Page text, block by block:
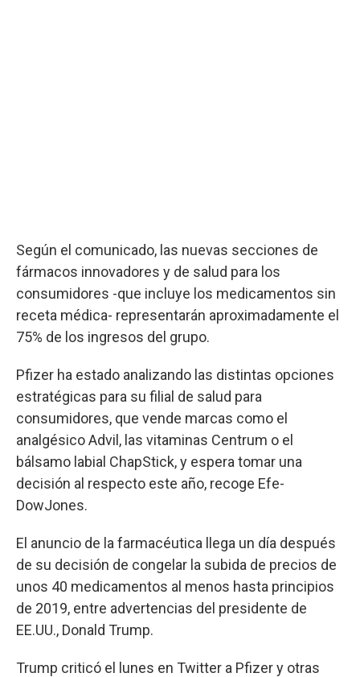
Según el comunicado, las nuevas secciones de
fármacos innovadores y de salud para los
consumidores -que incluye los medicamentos sin
receta médica- representarán aproximadamente el
75% de los ingresos del grupo.
Pfizer ha estado analizando las distintas opciones
estratégicas para su filial de salud para
consumidores, que vende marcas como el
analgésico Advil, las vitaminas Centrum o el
bálsamo labial ChapStick, y espera tomar una
decisión al respecto este año, recoge Efe-
DowJones.
El anuncio de la farmacéutica llega un día después
de su decisión de congelar la subida de precios de
unos 40 medicamentos al menos hasta principios
de 2019, entre advertencias del presidente de
EE.UU., Donald Trump.
Trump criticó el lunes en Twitter a Pfizer y otras